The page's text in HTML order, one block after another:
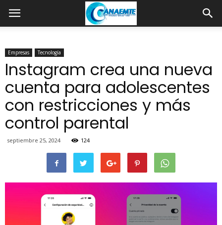
Empresas Tecnología
Instagram crea una nueva
cuenta para adolescentes
con restricciones y más
control parental
septiembre 25, 2024 124